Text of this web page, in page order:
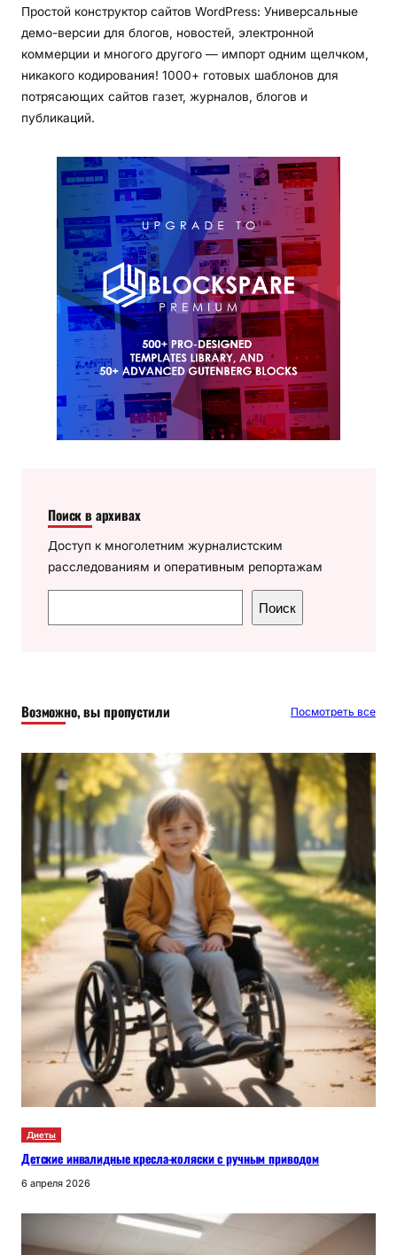
Простой конструктор сайтов WordPress: Универсальные
демо-версии для блогов, новостей, электронной
коммерции и многого другого — импорт одним щелчком,
никакого кодирования! 1000+ готовых шаблонов для
потрясающих сайтов газет, журналов, блогов и
публикаций.
Поиск в архивах
Доступ к многолетним журналистским
расследованиям и оперативным репортажам
о
Поиск
Возможно, вы пропустили Посмотреть все
Диеты
Детские инвалидные кресла-коляски с ручным приводом
6 апреля 2026